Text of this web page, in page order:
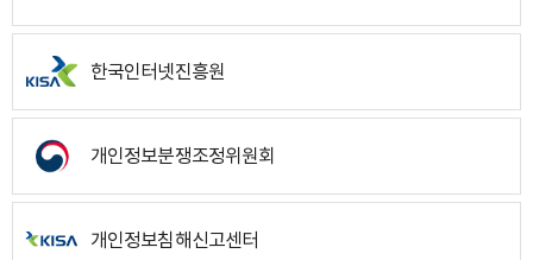
한국인터넷진흥원
개인정보분쟁조정위원회
개인정보침해신고센터